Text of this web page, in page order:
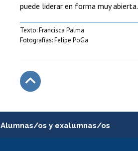
puede liderar en forma muy abierta.
Texto: Francisca Palma
Fotografías: Felipe PoGa
Alumnas/os y exalumnas/os